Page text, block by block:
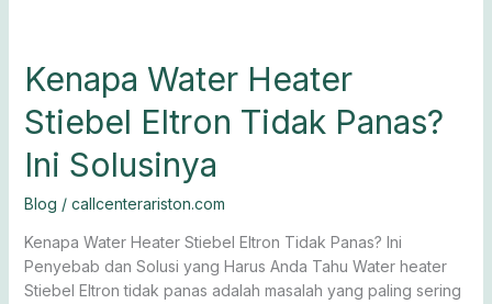
Kenapa Water Heater
Stiebel Eltron Tidak Panas?
Ini Solusinya
Blog / callcenterariston.com
Kenapa Water Heater Stiebel Eltron Tidak Panas? Ini
Penyebab dan Solusi yang Harus Anda Tahu Water heater
Stiebel Eltron tidak panas adalah masalah yang paling sering
Kenapa
Water
Heater
Eltron
Panas?
Ini
Solusinya